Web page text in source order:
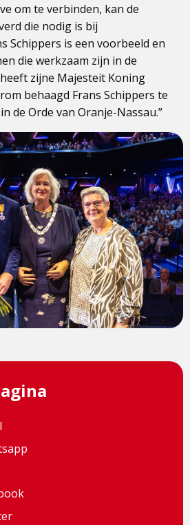
om te verbinden, kan de
die nodig is bij
Schippers is een voorbeeld en
die werkzaam zijn in de
zijne Majesteit Koning
behaagd Frans Schippers te
de Orde van Oranje-Nassau.”